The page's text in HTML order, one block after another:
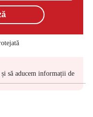
să aducem informații de